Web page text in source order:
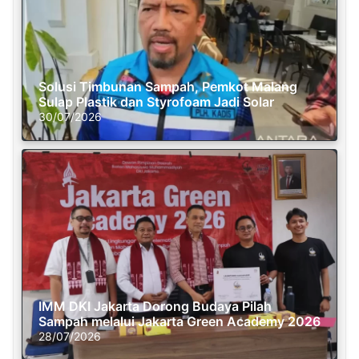
Solusi Timbunan Sampah, Pemkot Malang
Sulap Plastik dan Styrofoam Jadi Solar
30/07/2026
IMM DKI Jakarta Dorong Budaya Pilah
Sampah melalui Jakarta Green Academy 2026
28/07/2026